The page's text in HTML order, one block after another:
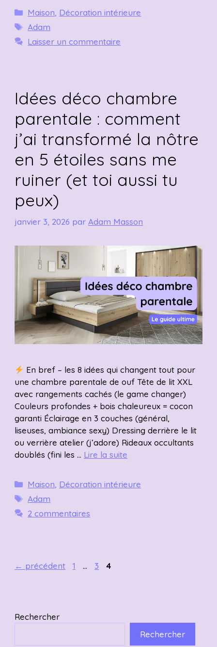
Catégories
Maison, Décoration intérieure
Étiquettes
Adam
Laisser un commentaire
Idées déco chambre
parentale : comment
j’ai transformé la nôtre
en 5 étoiles sans me
ruiner (et toi aussi tu
peux)
janvier 3, 2026 par Adam Masson
En bref – les 8 idées qui changent tout pour
une chambre parentale de ouf Tête de lit XXL
avec rangements cachés (le game changer)
Couleurs profondes + bois chaleureux = cocon
garanti Éclairage en 3 couches (général,
liseuses, ambiance sexy) Dressing derrière le lit
ou verrière atelier (j’adore) Rideaux occultants
doublés (fini les … Lire la suite
Catégories
Maison Décoration intérieure
Étiquettes
Adam
2 commentaires
← précédent Page
1 … Page
3 Page
4
Rechercher
Rechercher